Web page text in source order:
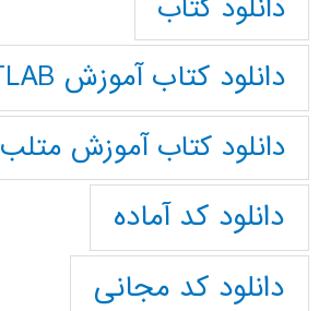
دانلود کتاب
دانلود کتاب آموزش MATLAB
دانلود کتاب آموزش متلب
دانلود کد آماده
دانلود کد مجانی